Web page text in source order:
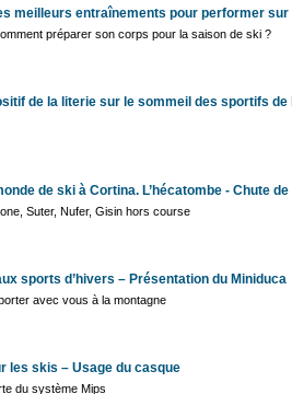
meilleurs entraînements pour performer
préparer son corps pour la saison de ski ?
de la literie sur le sommeil des sportifs de
de ski à Cortina. L’hécatombe - Chute
Suter, Nufer, Gisin hors course
sports d’hivers – Présentation du Miniduca
avec vous à la montagne
les skis – Usage du casque
du système Mips